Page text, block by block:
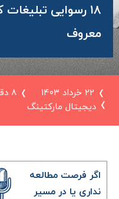
18 رسوایی
معروف
۲۲ خرداد ۱۴۰۳ 8 دقیقه زمان مطالعه
دیجیتال مارکتینگ
اگر فرصت مطالعه
نداری یا در مسیر